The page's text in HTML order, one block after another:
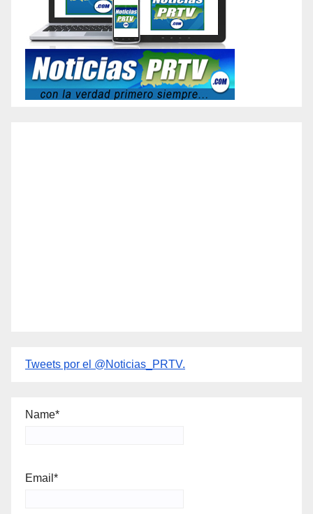
Tweets por el @Noticias_PRTV.
Name*
Email*